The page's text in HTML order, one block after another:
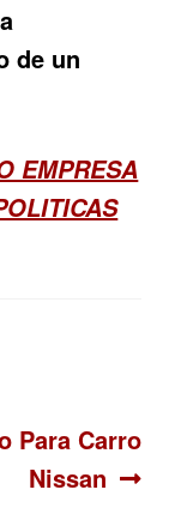
de un
EMPRESA
Para Carro
Nissan